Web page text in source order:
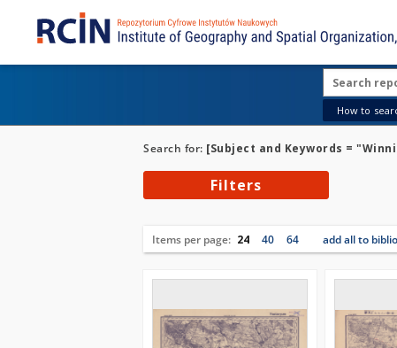
How to
Search for: [Subject and Keywords =
Filters
Items per page: 24 40 64 add all to